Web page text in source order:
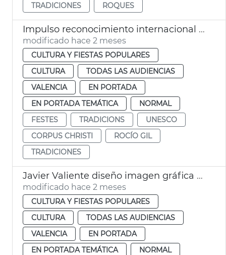
TRADICIONES
ROQUES
Impulso reconocimiento internacional Corpus Christi València
modificado hace 2 meses
CULTURA Y FIESTAS POPULARES
CULTURA
TODAS LAS AUDIENCIAS
VALENCIA
EN PORTADA
EN PORTADA TEMÁTICA
NORMAL
FESTES
TRADICIONS
UNESCO
CORPUS CHRISTI
ROCÍO GIL
TRADICIONES
Javier Valiente diseño imagen gráfica Gran Fira València
modificado hace 2 meses
CULTURA Y FIESTAS POPULARES
CULTURA
TODAS LAS AUDIENCIAS
VALENCIA
EN PORTADA
EN PORTADA TEMÁTICA
NORMAL